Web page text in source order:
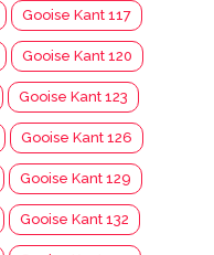
Gooise Kant 117
Gooise Kant 120
Gooise Kant 123
Gooise Kant 126
Gooise Kant 129
Gooise Kant 132